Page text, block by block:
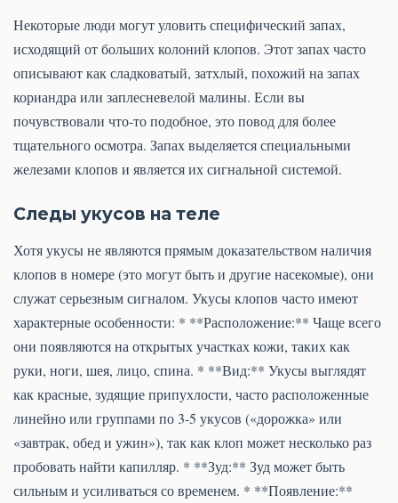
Некоторые люди могут уловить специфический запах,
исходящий от больших колоний клопов. Этот запах часто
описывают как сладковатый, затхлый, похожий на запах
кориандра или заплесневелой малины. Если вы
почувствовали что-то подобное, это повод для более
тщательного осмотра. Запах выделяется специальными
железами клопов и является их сигнальной системой.
Следы укусов на теле
Хотя укусы не являются прямым доказательством наличия
клопов в номере (это могут быть и другие насекомые), они
служат серьезным сигналом. Укусы клопов часто имеют
характерные особенности: * **Расположение:** Чаще всего
они появляются на открытых участках кожи, таких как
руки, ноги, шея, лицо, спина. * **Вид:** Укусы выглядят
как красные, зудящие припухлости, часто расположенные
линейно или группами по 3-5 укусов («дорожка» или
«завтрак, обед и ужин»), так как клоп может несколько раз
пробовать найти капилляр. * **Зуд:** Зуд может быть
сильным и усиливаться со временем. * **Появление:**